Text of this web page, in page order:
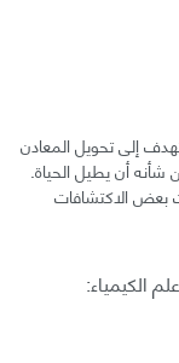
إلى تحويل المعادن
شأنه أن يطيل الحياة.
بعض الاكتشافات
الكيمياء: